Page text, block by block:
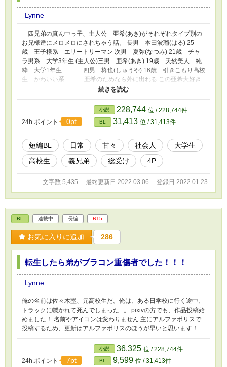
Lynne
四兄弟の真ん中っ子、主人公 亜希(あき)がそれぞれタイプ別の
お兄様達にメロメロにされちゃう話。 長男 本田波瑠(はる) 25
歳 王子様系 エリートリーマン 次男 夏弥(なつみ) 21歳 チャ
ラ男系 大学3年生 (主人公)三男 亜希(あき) 19歳 天然美人 純
粋 大学1年生 四男 柊也(しゅうや) 16歳 引きこもり高校
生 かわいい系 亜希のためなら外に出れる この亜希大好き
兄弟達が天然な亜希に絆されていきます。(^^)もっと詳しい情報は
本編で。 完全趣味で書いてます。( ^ω^ )
24h.ポイント 0pt
小説 228,744 位 / 228,744件
BL 31,413 位 / 31,413件
短編BL 日常 甘々 社会人
大学生
高校生
義兄弟 総受け 4P
文字数 5,435 最終更新日 2022.03.06 登録日 2022.01.23
BL 連載中 長編 R15
お気に入りに追加 286
転生したら弟がブラコン重傷者でした！！！
Lynne
俺の名前は佐々木塁、元高校生だ。俺は、ある日学校に行く途中、
トラックに轢かれて死んでしまった...。 pixivの方でも、作品投稿始
めました！ 名前やアイコンは変わりません 主にアルファポリスで
投稿するため、更新はアルファポリスのほうが早いと思います！
24h.ポイント 7pt
小説 36,325 位 / 228,744件
BL 9,599 位 / 31,413件